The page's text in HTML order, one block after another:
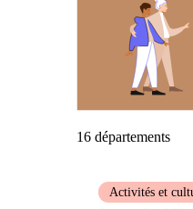
16 départements
Activités et